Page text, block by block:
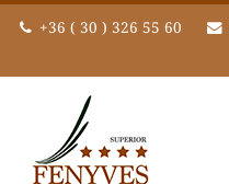
+36 ( 30 ) 326 55 60